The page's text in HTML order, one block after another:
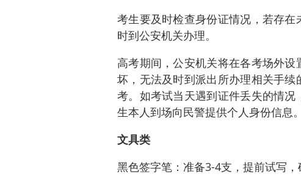
考生要及时检查身份证情况，若存
时到公安机关办理。
高考期间，公安机关将在各考场外
坏，无法及时到派出所办理相关手
考。如考试当天遇到证件丢失的情
生本人到场向民警提供个人身份信息。
文具类
黑色签字笔：准备3-4支，提前试写，